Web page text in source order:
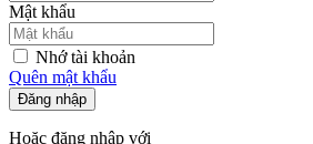
Mật khẩu
Nhớ tài khoản
Quên mật khẩu
Đăng nhập
Hoặc đăng nhập với